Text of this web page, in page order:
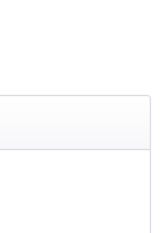
Zurich V2.0 XP